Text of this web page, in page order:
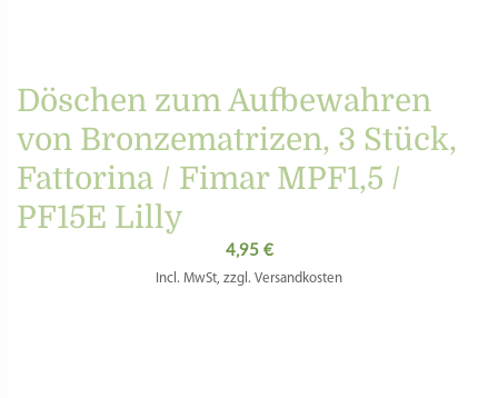
Döschen zum Aufbewahren
von Bronzematrizen, 3 Stück,
Fattorina / Fimar MPF1,5 /
PF15E Lilly
4,95 €
Incl. MwSt, zzgl. Versandkosten